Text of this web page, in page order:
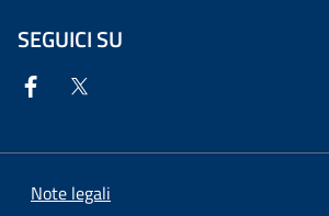
SEGUICI SU
Note legali